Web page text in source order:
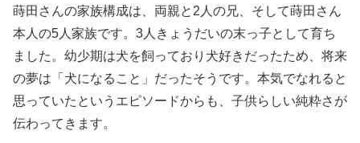
蒔田さんの家族構成は、両親と2人の兄、そして蒔田さん
本人の5人家族です。3人きょうだいの末っ子として育ち
ました。幼少期は犬を飼っており犬好きだったため、将来
の夢は「犬になること」だったそうです。本気でなれると
思っていたというエピソードからも、子供らしい純粋さが
伝わってきます。